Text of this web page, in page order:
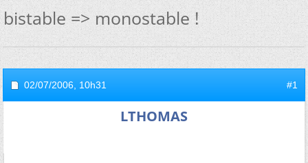
bistable => monostable !
02/07/2006, 10h31 #1
LTHOMAS